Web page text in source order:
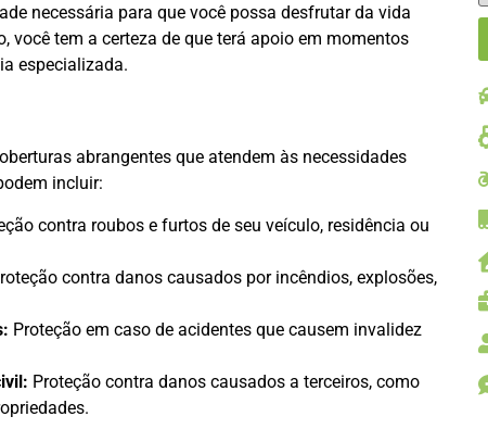
necessária para que você possa desfrutar da vida
você tem a certeza de que terá apoio em momentos
especializada.
abrangentes que atendem às necessidades
incluir:
contra roubos e furtos de seu veículo, residência ou
contra danos causados por incêndios, explosões,
Proteção em caso de acidentes que causem invalidez
Proteção contra danos causados a terceiros, como